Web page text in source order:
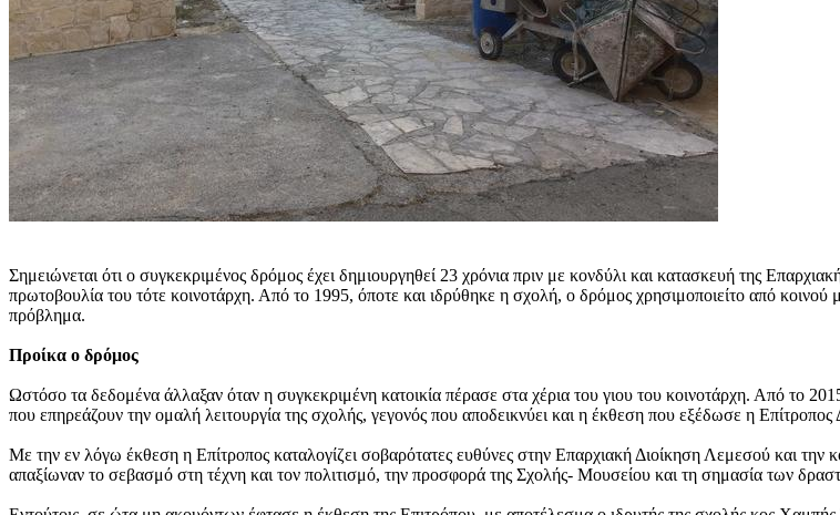
Σημειώνεται ότι ο συγκεκριμένος δρόμος έχει δημιουργηθεί 23 χρόνια πριν με κονδύλι και κατασκευή της
πρωτοβουλία του τότε κοινοτάρχη. Από το 1995, όποτε και ιδρύθηκε η σχολή, ο δρόμος χρησιμοποιείτο από κοινού
πρόβλημα.
Προίκα ο δρόμος
Ωστόσο τα δεδομένα άλλαξαν όταν η συγκεκριμένη κατοικία πέρασε στα χέρια του γιου του κοινοτάρχη. Από το
που επηρεάζουν την ομαλή λειτουργία της σχολής, γεγονός που αποδεικνύει και η έκθεση που εξέδωσε η
Με την εν λόγω έκθεση η Επίτροπος καταλογίζει σοβαρότατες ευθύνες στην Επαρχιακή Διοίκηση Λεμεσού και την
απαξίωναν το σεβασμό στη τέχνη και τον πολιτισμό, την προσφορά της Σχολής- Μουσείου και τη σημασία των